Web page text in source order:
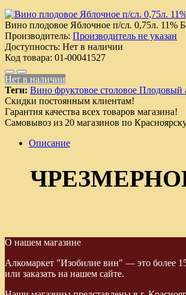
Вино плодовое Яблочное п/сл. 0,75л. 11%
Производитель: Производитель не указан
Доступность: Нет в наличии
Код товара: 01-00041527
Нет в наличии
Теги: Вино фруктовое столовое
Скидки постоянным клиентам!
Гарантия качества всех товаров магазина!
Самовывоз из 20 магазинов по
Описание
О нашем магазине
Алкомаркет "Изобилие вин" — это более
или заказать на нашем сайте.